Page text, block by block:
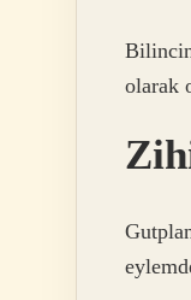
olarak